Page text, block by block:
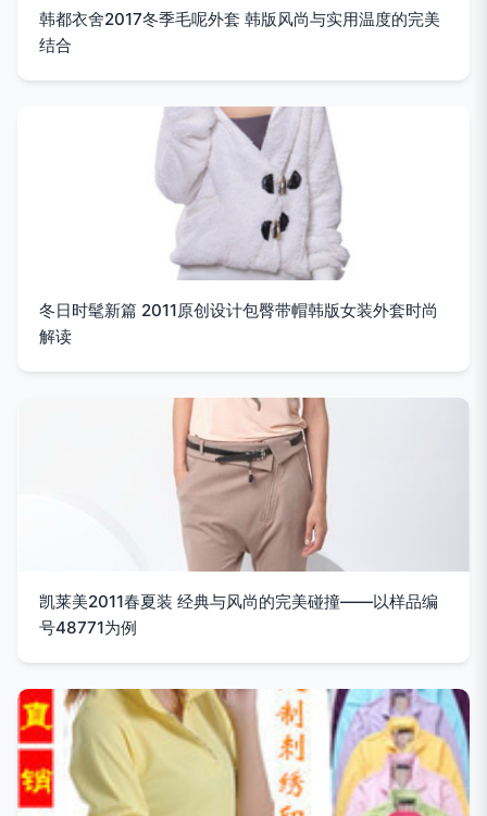
韩都衣舍2017冬季毛呢外套 韩版风尚与实用温度的完美
结合
冬日时髦新篇 2011原创设计包臀带帽韩版女装外套时尚
解读
凯莱美2011春夏装 经典与风尚的完美碰撞——以样品编
号48771为例